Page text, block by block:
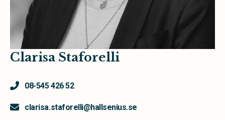
Clarisa Staforelli
08-545 426 52
clarisa.staforelli@hallsenius.se